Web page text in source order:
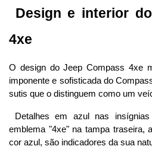
Design e interior
4xe
O design do Jeep Compass 4xe
imponente e sofisticada do
sutis que o distinguem como um
Detalhes em azul nas
emblema "4xe" na tampa traseira,
cor azul, são indicadores da sua